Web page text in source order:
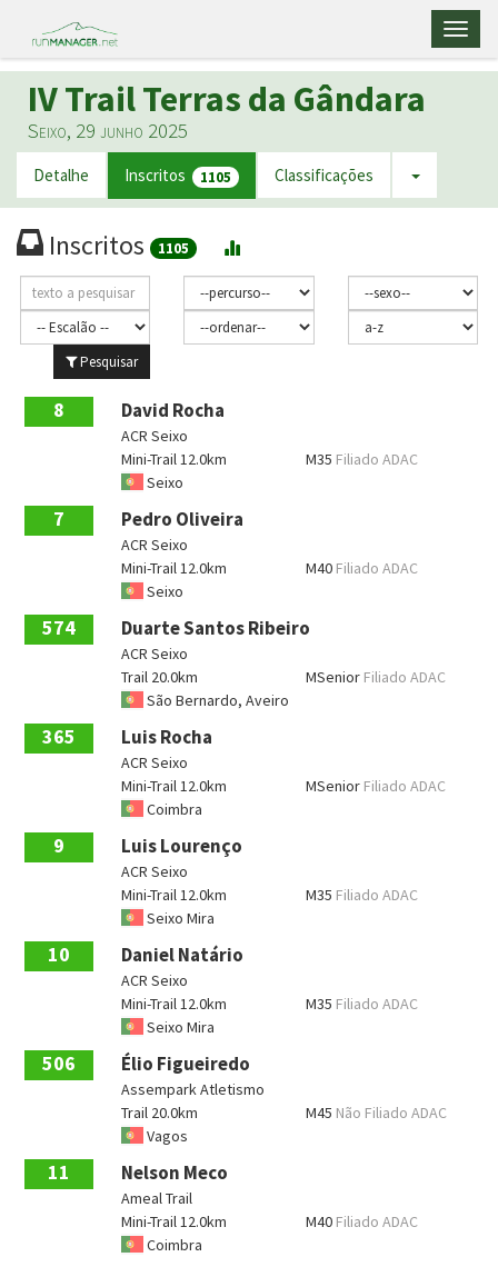
IV Trail Terras da Gândara
Seixo, 29 junho 2025
Detalhe Inscritos 1105 Classificações
Inscritos 1105
Pesquisar
8 David Rocha
ACR Seixo
Mini-Trail 12.0km
M35 Filiado ADAC
Seixo
7 Pedro Oliveira
ACR Seixo
Mini-Trail 12.0km
M40 Filiado ADAC
Seixo
574 Duarte Santos Ribeiro
ACR Seixo
Trail 20.0km
MSenior Filiado ADAC
São Bernardo, Aveiro
365 Luis Rocha
ACR Seixo
Mini-Trail 12.0km
MSenior Filiado ADAC
Coimbra
9 Luis Lourenço
ACR Seixo
Mini-Trail 12.0km
M35 Filiado ADAC
Seixo Mira
10 Daniel Natário
ACR Seixo
Mini-Trail 12.0km
M35 Filiado ADAC
Seixo Mira
506 Élio Figueiredo
Assempark Atletismo
Trail 20.0km
M45 Não Filiado ADAC
Vagos
11 Nelson Meco
Ameal Trail
Mini-Trail 12.0km
M40 Filiado ADAC
Coimbra